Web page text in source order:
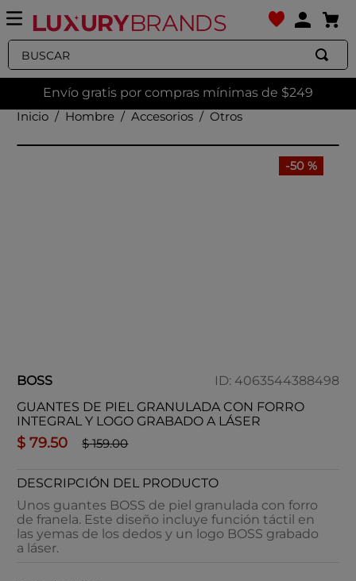
Buscar
Envío gratis por compras mínimas de $249
Hombre
Accesorios Otros
-50 %
BOSS ID: 4063544388498
GUANTES DE PIEL GRANULADA CON FORRO
INTEGRAL Y LOGO GRABADO A LÁSER
$ 79.50 $ 159.00
DESCRIPCIÓN DEL PRODUCTO
Unos guantes BOSS de piel granulada con forro
de franela. Este diseño incluye función táctil en
las yemas de los dedos y un logo BOSS grabado
a láser.